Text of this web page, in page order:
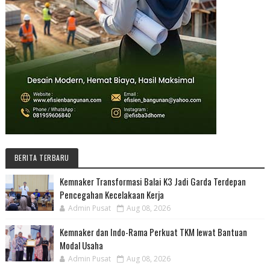
BERITA TERBARU
Kemnaker Transformasi Balai K3 Jadi Garda Terdepan
Pencegahan Kecelakaan Kerja
Admin Pusat Aug 08, 2026
Kemnaker dan Indo-Rama Perkuat TKM lewat Bantuan
Modal Usaha
Admin Pusat Aug 08, 2026